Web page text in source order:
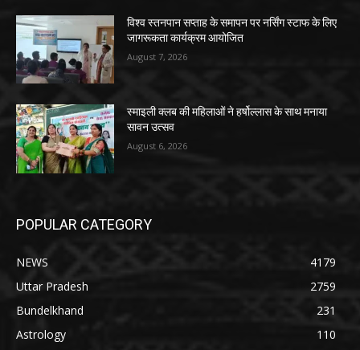
विश्व स्तनपान सप्ताह के समापन पर नर्सिंग स्टाफ के लिए
जागरूकता कार्यक्रम आयोजित
August 7, 2026
स्माइली क्लब की महिलाओं ने हर्षोल्लास के साथ मनाया
सावन उत्सव
August 6, 2026
POPULAR CATEGORY
NEWS
4179
Uttar Pradesh
2759
Bundelkhand
231
Astrology
110